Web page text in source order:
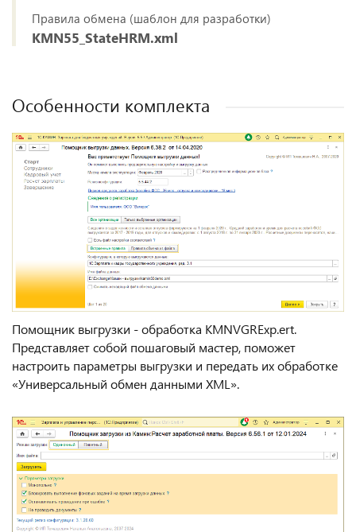
Правила обмена (шаблон для разработки)
KMN55_StateHRM.xml
Особенности комплекта
Помощник выгрузки - обработка KMNVGRExp.ert.
Представляет собой пошаговый мастер, поможет
настроить параметры выгрузки и передать их обработке
«Универсальный обмен данными XML».